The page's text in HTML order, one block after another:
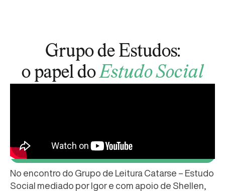
Grupo de Estudos:
o papel doEstudo Social
No encontro do Grupo de Leitura Catarse – Estudo
Social mediado por Igor e com apoio de Shellen,